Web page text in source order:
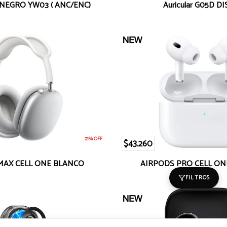
FILTROS
YW03 ( ANC/ENC) Auricular G05D
21% OFF
CELL ONE BLANCO
$43.260
AIRPODS PRO CELL